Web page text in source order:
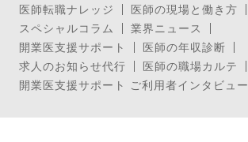
医師転職ナレッジ
医師の現場と働き方
スペシャルコラム
業界ニュース
開業医支援サポート
医師の年収診断
求人のお知らせ代行
医師の職場カルテ
開業医支援サポート ご利用者インタビュー